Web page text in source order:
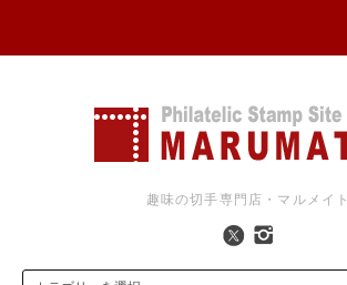
趣味の切手専門店・マルメイト